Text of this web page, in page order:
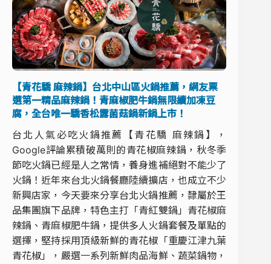
【青花驕 麻辣鍋】台北中山區火鍋推薦，網友票
選第一精品麻辣鍋！青麻椒肥牛鍋無限續加凍豆
腐，全台唯一驕香松露菌菇鍋新鍋上市！
台北人氣必吃火鍋推薦【青花驕 麻辣鍋】，
Google評論累積破萬則的青花椒麻辣鍋，秋冬季
節吃火鍋已經是人之常情，養身進補絕對不能少了
火鍋！近年來台北火鍋餐廳陸續擴店，也成立不少
新興店家，今天要來分享台北火鍋推薦，隸屬於王
品集團旗下品牌，特色主打「青紅雙鍋」青花椒麻
辣鍋、青麻椒肥牛鍋，提供多人火鍋套餐及單點的
選擇，堅持採用頂級新鮮的青花椒「重慶江津九葉
青花椒」，嚴選一系列新鮮肉品海鮮、蔬菜鍋物，